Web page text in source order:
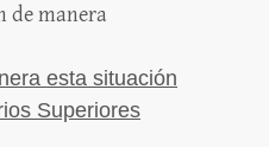
de manera
esta situación
Superiores